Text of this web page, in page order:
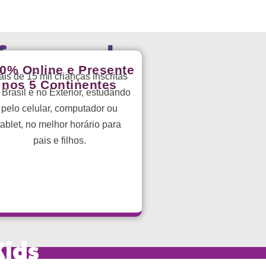
escolar
Online e Presente
nos 5 Continentes
de 15 mil crianças inscritas
Brasil e no Exterior, estudando
pelo celular, computador ou
no melhor horário para
pais e filhos.